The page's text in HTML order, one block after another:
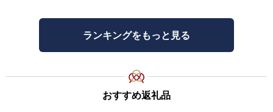
ランキングをもっと見る
おすすめ返礼品